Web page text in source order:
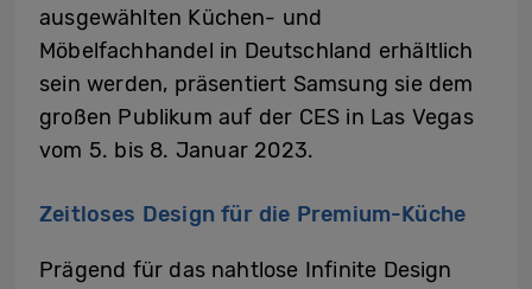
ausgewählten Küchen- und
Möbelfachhandel in Deutschland erhältlich
sein werden, präsentiert Samsung sie dem
großen Publikum auf der CES in Las Vegas
vom 5. bis 8. Januar 2023.
Zeitloses Design für die Premium-Küche
Prägend für das nahtlose Infinite Design